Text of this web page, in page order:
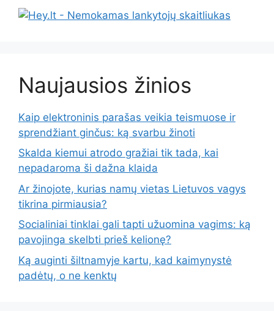
Naujausios žinios
Kaip elektroninis parašas veikia teismuose ir
sprendžiant ginčus: ką svarbu žinoti
Skalda kiemui atrodo gražiai tik tada, kai
nepadaroma ši dažna klaida
Ar žinojote, kurias namų vietas Lietuvos vagys
tikrina pirmiausia?
Socialiniai tinklai gali tapti užuomina vagims: ką
pavojinga skelbti prieš kelionę?
Ką auginti šiltnamyje kartu, kad kaimynystė
padėtų, o ne kenktų